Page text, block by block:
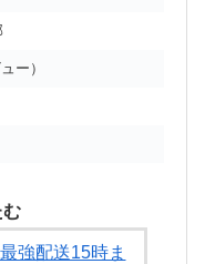
ー）
強配送15時ま